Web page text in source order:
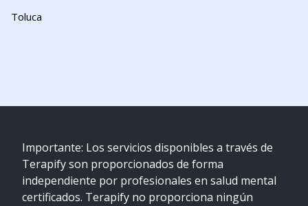
Toluca
Importante: Los servicios disponibles a través de
Terapify son proporcionados de forma
independiente por profesionales en salud mental
certificados. Terapify no proporciona ningún